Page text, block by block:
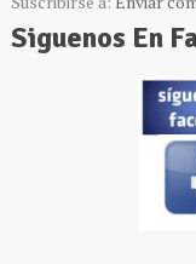
Siguenos En